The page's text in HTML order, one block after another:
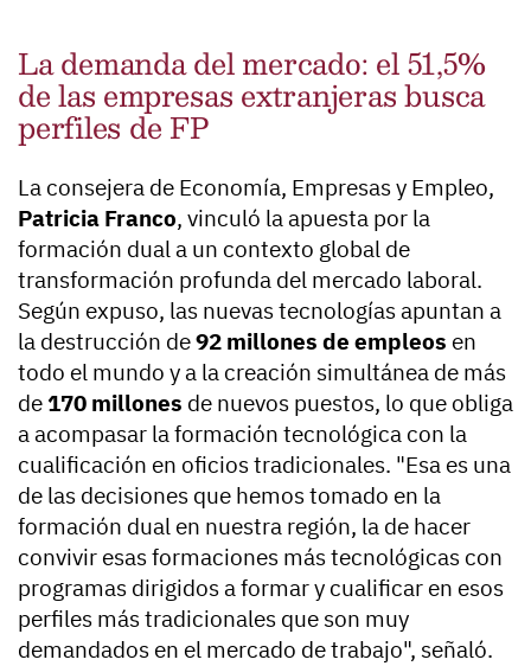
La demanda del mercado: el 51,5%
de las empresas extranjeras busca
perfiles de FP
La consejera de Economía, Empresas y Empleo,
Patricia Franco, vinculó la apuesta por la
formación dual a un contexto global de
transformación profunda del mercado laboral.
Según expuso, las nuevas tecnologías apuntan a
la destrucción de92 millones de empleos en
todo el mundo y a la creación simultánea de más
de 170 millones de nuevos puestos, lo que obliga
a acompasar la formación tecnológica con la
cualificación en oficios tradicionales. "Esa es una
de las decisiones que hemos tomado en la
formación dual en nuestra región, la de hacer
convivir esas formaciones más tecnológicas con
programas dirigidos a formar y cualificar en esos
perfiles más tradicionales que son muy
demandados en el mercado de trabajo", señaló.